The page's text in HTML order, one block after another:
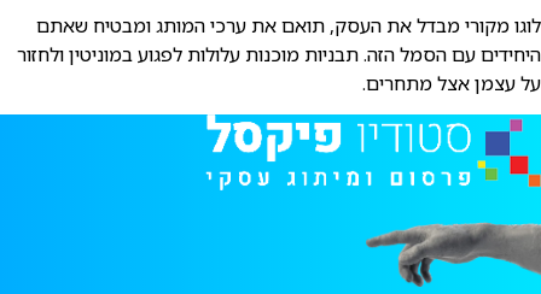
לוגו מקורי מבדל את העסק, תואם את ערכי המותג ומבטיח שאתם
היחידים עם הסמל הזה. תבניות מוכנות עלולות לפגוע במוניטין ולחזור
על עצמן אצל מתחרים.